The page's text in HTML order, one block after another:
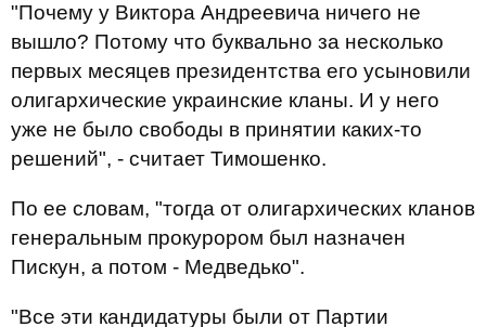
"Почему у Виктора Андреевича ничего не
вышло? Потому что буквально за несколько
первых месяцев президентства его усыновили
олигархические украинские кланы. И у него
уже не было свободы в принятии каких-то
решений", - считает Тимошенко.
По ее словам, "тогда от олигархических кланов
генеральным прокурором был назначен
Пискун, а потом - Медведько".
"Все эти кандидатуры были от Партии